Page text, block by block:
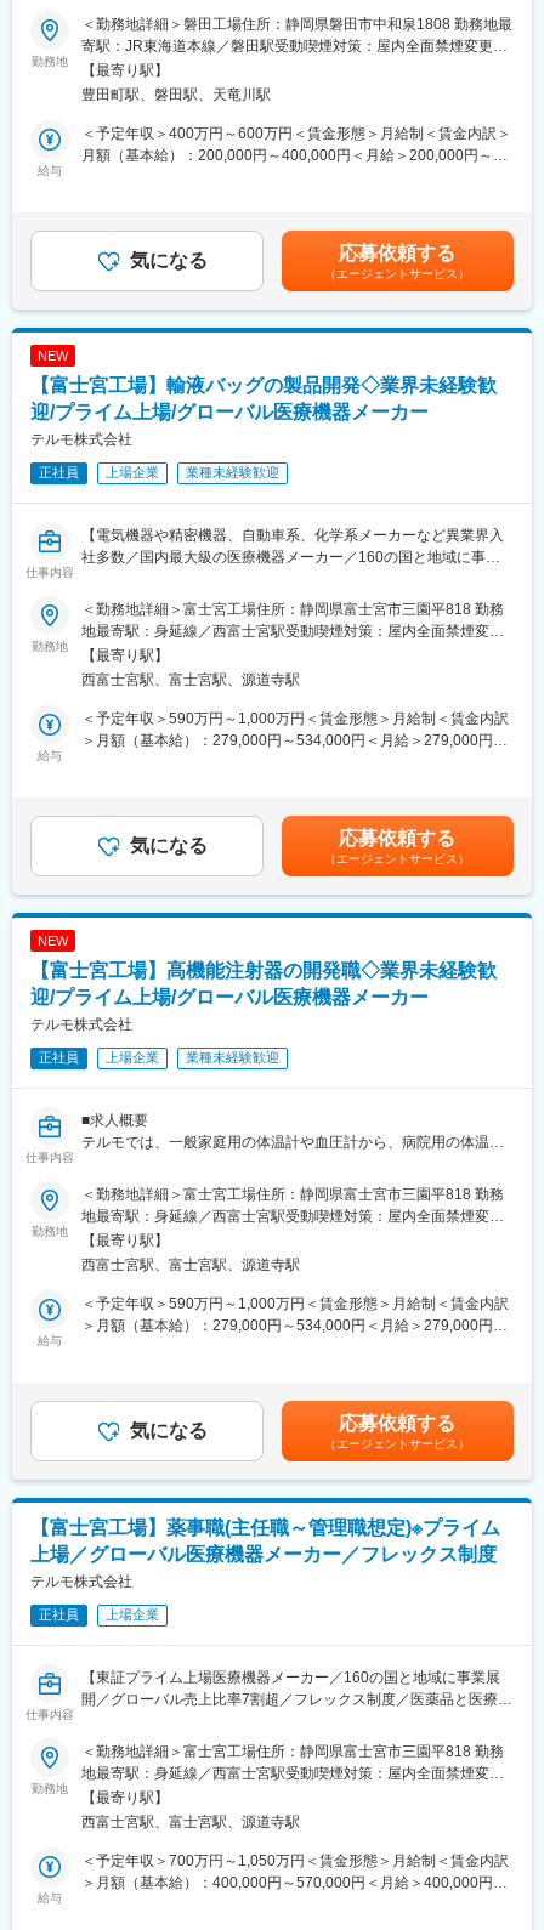
・受託数・売上ともに増加中で、大手医薬品メーカーからの受託
もあり、事業は安定しております。
賞与は業績によって決まり、2022年度の賞与実績は、支給月数年
間7.0か月分(夏3.5カ月、冬3.5カ月）です。
ざいます。
整えた生産拠点として静岡工場が稼動開始し、2011年には更に工
場を拡大しました。
また当社はクオリティの高い品質の実現にこだわりっており、
ます。
「良質で安価な製品・サービスの提供を通じて、人々の健康と豊
かな生活に貢献する」昭和29年創業以来、その理念へ向けて着実
に近づくために、受託メーカーとして括弧たる地位を築き上げて
きました。
変更の範囲：会社の定める業務
磐田の設備課を主軸としながら、全社設備導入PJTにも関われる
ポジションです。日々の点検から不具合対応、外注工事の管理ま
で、現場に触れながら電気の専門性を磨ける環境が特徴です。
■職務内容
・設備や施設の導入とそれらの保守管理（空調、コンプレッサ・
ボイラー等の点検、修繕、予防保全）
・効率化や省エネ等の提案と実行
・設備投資稟議・決裁の事前確認
■組織構成
磐田工場の設備課は５名（20代1、40代1、50代2、再雇用1）が
です。
・製造ラインは24時間稼働しているため緊急呼び出し可能性はあ
りますが、月2回程度（課長へ連絡が入り、行けるメンバーが対
・東京本社や、他の工場拠点への出張は日常的に発生いたしませ
ん。※技術交流などで年数回出張が発生する可能性はございます。
■当社の特徴
することが可能です。また、風通しが良く現場の要望を吸い上げ
る環境が整っています。
◇自らの仕事が患者様の生活を支えることに繋がります。あらゆ
る職種の社員が在籍していますが、目的は同じ「顧客の、そして
ゆる条件をクリアし、顧客の要求を達成し、患者様に医薬品を届
変更の範囲：会社の定める業務
勤務地
＜勤務地詳細＞磐田工場住所：静岡県磐田市中和泉1808 勤務地最
寄駅：JR東海道本線／磐田駅受動喫煙対策：屋内全面禁煙変更の
範囲：会社の定める事業所
【最寄り駅】
豊田町駅、磐田駅、天竜川駅
給与
＜予定年収＞400万円～600万円＜賃金形態＞月給制＜賃金内訳＞
月額（基本給）：200,000円～400,000円＜月給＞200,000円～
額であり、選考を通じて上下する可能性があります。月給(月額)は
固定手当を含めた表記です。
気になる 応募依頼する
（エージェントサービス）
NEW
【富士宮工場】輸液バッグの製品開発◇業界未経験歓
迎/プライム上場/グローバル医療機器メーカー
テルモ株式会社
正社員 上場企業 業種未経験歓迎
仕事内容
【電気機器や精密機器、自動車系、化学系メーカーなど異業界入
社多数／国内最大級の医療機器メーカー／160の国と地域に事業
を担うテルモで最も歴史ある工場】
■求人概要
テルモでは、一般家庭用の体温計や血圧計から、病院用の体温
計、血圧計、輸液ポンプなど、医療用電気機器（ME機器）に関す
る幅広い製品ラインナップを持っています。本ポジションで配属
予定の輸液開発課では、バッグ製剤の開発、製品ライフサイクル
の品質改善、さらには新製品の開発を進めていくため、生産技術
系の経験があるエンジニアを募集いたします。
・既存製品の改良・進化（品質改善、工程改善、コスト低減、部
材変更、生産終了への対応、設計、評価から実行までのプロジェ
クト推進）
が狙い通りに作れることの確認（工程確認）を関係部門と連携し
のレビュー（監査）への対応
入社後はまず、既存製品の改良テーマを通じて、仕様の見直し、
設計、評価、量産への反映までを一連の業務を担当いただきま
す。
また、製造ライン更新に伴う、工程条件、評価方法などの整備を
将来的には、新商品開発テーマで仕様検討→設計→工程設計→量
産化 までの推進役を担っていただきます。
献度の高い製品開発に携わることができます。テルモでは積極的
にユーザーの改善要望に対する対応を行っています。実際に医療
従事者に対してヒアリングする機会もあり、自身の業務の成果を
また、富士宮工場では医薬品と医療機器の両方を取り扱っている
ため、これらの技術を融合した新しいソリューション開発に携わ
ることもできます。
変更の範囲：会社の定める業務
勤務地
＜勤務地詳細＞富士宮工場住所：静岡県富士宮市三園平818 勤務
地最寄駅：身延線／西富士宮駅受動喫煙対策：屋内全面禁煙変更
の範囲：会社の定める事業所（リモートワーク含む）
【最寄り駅】
西富士宮駅、富士宮駅、源道寺駅
給与
＜予定年収＞590万円～1,000万円＜賃金形態＞月給制＜賃金内訳
＞月額（基本給）：279,000円～534,000円＜月給＞279,000円～
考を通じて上下する可能性があります。月給(月額)は固定手当を含
めた表記です。
気になる 応募依頼する
（エージェントサービス）
NEW
【富士宮工場】高機能注射器の開発職◇業界未経験歓
迎/プライム上場/グローバル医療機器メーカー
テルモ株式会社
正社員 上場企業 業種未経験歓迎
仕事内容
■求人概要
テルモでは、一般家庭用の体温計や血圧計から、病院用の体温
る幅広い製品ラインナップを持っています。
本ポジションで配属予定のPLAJEX開発課では、製薬企業向け医
薬品容器「PLAJEX（プレフィラブルシリンジ＝薬剤を充填でき
る注射器の“空容器”）」の開発を行っています。
拡大する製薬企業の容器ビジネスにおける新商品の開発や既存品
種の改良、既存品種の増産に対応するため、生産技術について経
験があるエンジニアを募集いたします。
ジ）」 の新商品開発および既存製品の改良を担当いただきます。
・新規技術や新規製品の探索、既存製品の改良、品質改善、工程
・法規制の制定・改訂に伴う影響評価と対応、製薬企業および指
定機関からの監査対応を行います
※ご経験やスキルに応じて担当領域や役割を決定し、段階的に活躍
の幅を広げていただくことを想定しています。
■担う役割
開発業務全般に携わり、新商品の量産化や既存製品の改良に向け
た製品設計、工程設計を担っていただきます。設計段階から量
産、安定供給を見据えた開発に一貫して関わることができ、もの
づくりの手応えを実感できます。
き、品質、規制面から製品の信頼性を支える重要な役割を果たし
ていただきます。
■ポジジョン魅力
対象に、製品設計、工程設計、商品改良、工程改善までを一貫し
て担っています。開発した製品は日本国内にとどまらず、世界中
勤務地
＜勤務地詳細＞富士宮工場住所：静岡県富士宮市三園平818 勤務
地最寄駅：身延線／西富士宮駅受動喫煙対策：屋内全面禁煙変更
の範囲：会社の定める事業所（リモートワーク含む）
【最寄り駅】
西富士宮駅、富士宮駅、源道寺駅
給与
＜予定年収＞590万円～1,000万円＜賃金形態＞月給制＜賃金内訳
＞月額（基本給）：279,000円～534,000円＜月給＞279,000円～
考を通じて上下する可能性があります。月給(月額)は固定手当を含
めた表記です。
気になる 応募依頼する
（エージェントサービス）
【富士宮工場】薬事職(主任職～管理職想定)※プライム
上場／グローバル医療機器メーカー／フレックス制度
テルモ株式会社
正社員 上場企業
仕事内容
【東証プライム上場医療機器メーカー／160の国と地域に事業展
開／グローバル売上比率7割超／フレックス制度／医薬品と医療製
■求人概要：
テルモでは、一般家庭用の体温計や血圧計から、病院用の体温
計、血圧計、輸液ポンプ、さらには、専用のディスポーザブル製
品と組み合わせたコンビネーション製品、超音波や光による血管
断面画像装置や人工心肺装置など、医療用電気機器（ME機器）に
関する幅広い製品ラインナップを持っています。本ポジションで
勤務地
＜勤務地詳細＞富士宮工場住所：静岡県富士宮市三園平818 勤務
地最寄駅：身延線／西富士宮駅受動喫煙対策：屋内全面禁煙変更
の範囲：会社の定める事業所（リモートワーク含む）
【最寄り駅】
西富士宮駅、富士宮駅、源道寺駅
給与
＜予定年収＞700万円～1,050万円＜賃金形態＞月給制＜賃金内訳
＞月額（基本給）：400,000円～570,000円＜月給＞400,000円～